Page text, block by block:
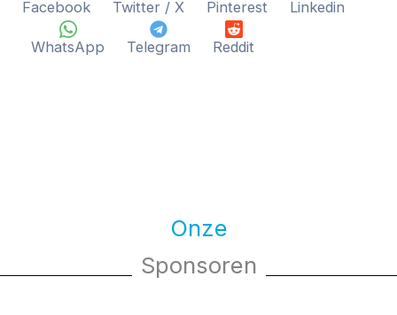
Facebook Twitter / X Pinterest Linkedin
WhatsApp Telegram Reddit
Onze
Sponsoren